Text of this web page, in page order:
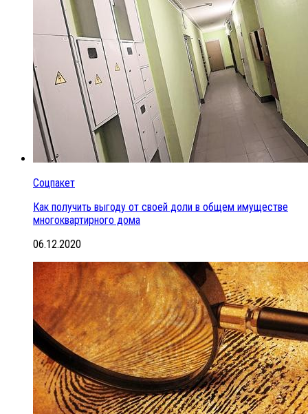
Соцпакет
Как получить выгоду от своей доли в общем имуществе
многоквартирного дома
06.12.2020